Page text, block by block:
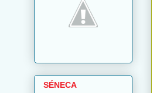
SÉNECA